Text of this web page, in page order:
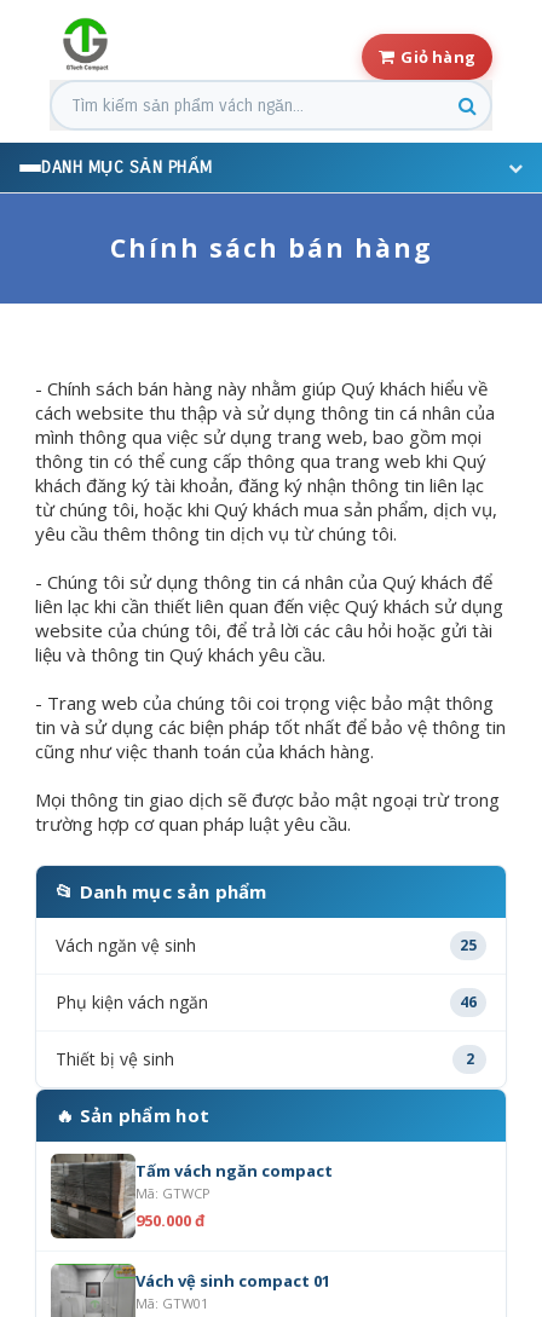
Giỏ hàng
Tìm kiếm sản phẩm
DANH MỤC SẢN PHẨM
Chính sách bán hàng
- Chính sách bán hàng này nhằm giúp Quý khách hiểu về
cách website thu thập và sử dụng thông tin cá nhân của
mình thông qua việc sử dụng trang web, bao gồm mọi
thông tin có thể cung cấp thông qua trang web khi Quý
khách đăng ký tài khoản, đăng ký nhận thông tin liên lạc
từ chúng tôi, hoặc khi Quý khách mua sản phẩm, dịch vụ,
yêu cầu thêm thông tin dịch vụ từ chúng tôi.
- Chúng tôi sử dụng thông tin cá nhân của Quý khách để
liên lạc khi cần thiết liên quan đến việc Quý khách sử dụng
website của chúng tôi, để trả lời các câu hỏi hoặc gửi tài
liệu và thông tin Quý khách yêu cầu.
- Trang web của chúng tôi coi trọng việc bảo mật thông
tin và sử dụng các biện pháp tốt nhất để bảo vệ thông tin
cũng như việc thanh toán của khách hàng.
Mọi thông tin giao dịch sẽ được bảo mật ngoại trừ trong
trường hợp cơ quan pháp luật yêu cầu.
📂 Danh mục sản phẩm
Vách ngăn vệ sinh 25
Phụ kiện vách ngăn 46
Thiết bị vệ sinh 2
🔥 Sản phẩm hot
Tấm vách ngăn compact
Mã: GTWCP
950.000 đ
Vách vệ sinh compact 01
Mã: GTW01